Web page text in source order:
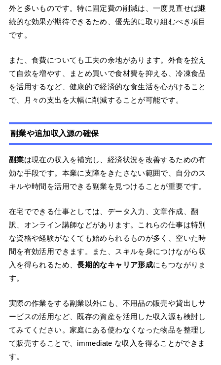
外と多いものです。特に固定費の削減は、一度見直せば継
続的な効果が期待できるため、優先的に取り組むべき項目
です。
また、食費についても工夫の余地があります。外食を控え
て自炊を増やす、まとめ買いで食材費を抑える、冷凍食品
を活用するなど、健康的で経済的な食生活を心がけること
で、月々の支出を大幅に削減することが可能です。
副業や追加収入源の確保
副業は現在の収入を補完し、経済状況を改善するための有
効な手段です。本業に支障をきたさない範囲で、自分のス
キルや時間を活用できる副業を見つけることが重要です。
在宅でできる仕事としては、データ入力、文章作成、翻
訳、オンライン講師などがあります。これらの仕事は特別
な資格や経験がなくても始められるものが多く、空いた時
間を有効活用できます。また、スキルを身につけながら収
入を得られるため、長期的なキャリア形成にもつながりま
す。
実際の作業をする副業以外にも、不用品の販売や貸出しサ
ービスの活用など、既存の資産を活用した収入源も検討し
てみてください。家庭にある使わなくなった物品を整理し
て販売することで、immediate な収入を得ることができま
す。